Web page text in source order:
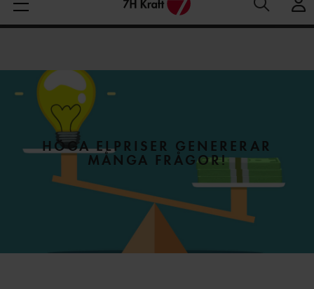
Aktuella elpriser
Medelspotpris (1/08-7/08 (SE3):
Spotpris just nu:
22
HÖGA ELPRISER GENERERAR
MÅNGA FRÅGOR!